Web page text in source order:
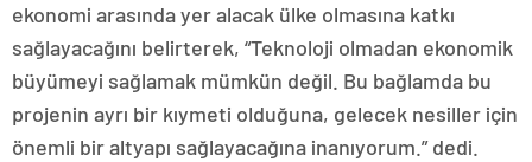
ekonomi arasında yer alacak ülke olmasına katkı
sağlayacağını belirterek, “Teknoloji olmadan ekonomik
büyümeyi sağlamak mümkün değil. Bu bağlamda bu
projenin ayrı bir kıymeti olduğuna, gelecek nesiller için
önemli bir altyapı sağlayacağına inanıyorum.” dedi.